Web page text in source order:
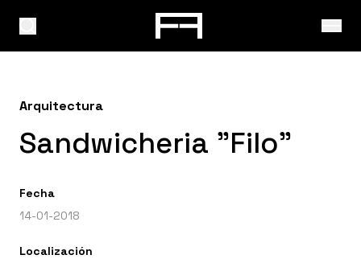
Arquitectura
Sandwicheria "Filo"
Fecha
14-01-2018
Localización